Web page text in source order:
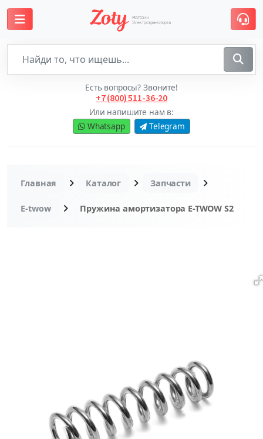
Есть вопросы? Звоните!
+7 (800) 511-36-20
Или напишите нам в:
Whatsapp
Telegram
Главная Каталог Запчасти
E-twow Пружина амортизатора E-TWOW S2